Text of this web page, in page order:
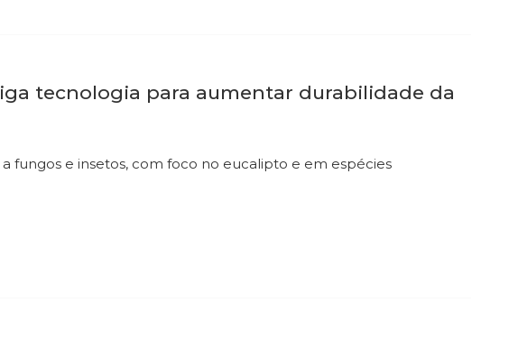
tecnologia para aumentar durabilidade da
fungos e insetos, com foco no eucalipto e em espécies